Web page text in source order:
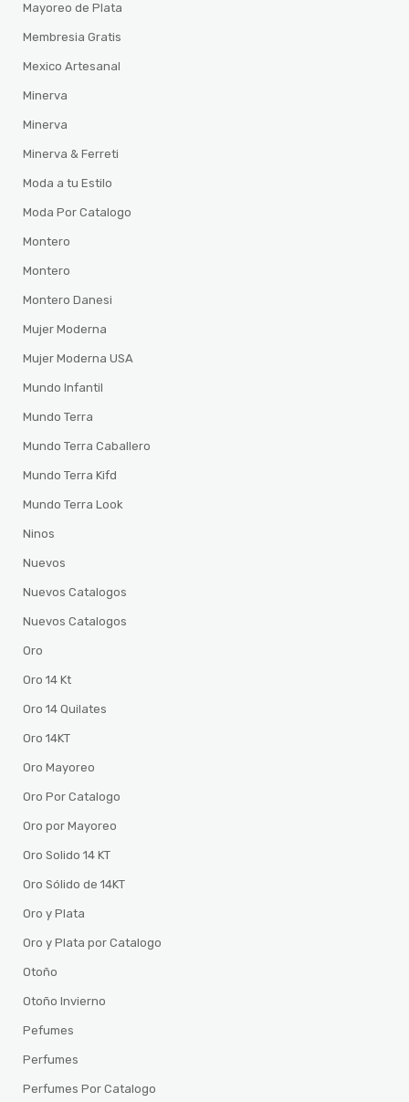
Mayoreo de Plata
Membresia Gratis
Mexico Artesanal
Minerva
Minerva
Minerva & Ferreti
Moda a tu Estilo
Moda Por Catalogo
Montero
Montero
Montero Danesi
Mujer Moderna
Mujer Moderna USA
Mundo Infantil
Mundo Terra
Mundo Terra Caballero
Mundo Terra Kifd
Mundo Terra Look
Ninos
Nuevos
Nuevos Catalogos
Nuevos Catalogos
Oro
Oro 14 Kt
Oro 14 Quilates
Oro 14KT
Oro Mayoreo
Oro Por Catalogo
Oro por Mayoreo
Oro Solido 14 KT
Oro Sólido de 14KT
Oro y Plata
Oro y Plata por Catalogo
Otoño
Otoño Invierno
Pefumes
Perfumes
Perfumes Por Catalogo